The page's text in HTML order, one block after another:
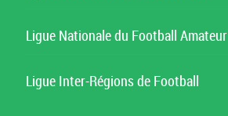
Ligue Nationale du Football Amateur
Ligue Inter-Régions de Football